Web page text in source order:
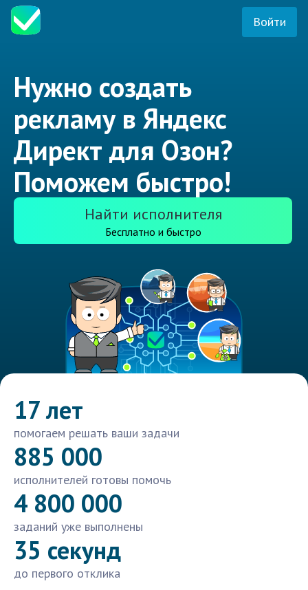
Войти
Нужно создать
рекламу в Яндекс
Директ для Озон?
Поможем быстро!
Найти исполнителя
Бесплатно и быстро
17 лет
помогаем решать ваши задачи
885 000
исполнителей готовы помочь
4 800 000
заданий уже выполнены
35 секунд
до первого отклика